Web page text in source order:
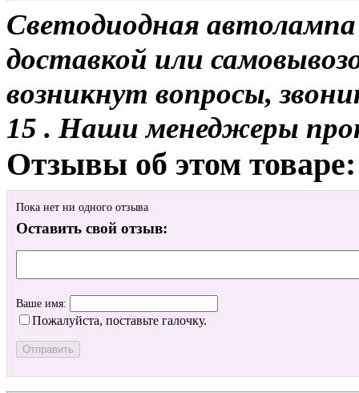
Светодиодная
доставкой или
возникнут вопросы,
15 . Наши менеджеры
Отзывы об этом товаре:
Пока нет ни одного отзыва
Оставить свой отзыв:
Ваше имя:
Пожалуйста, поставьте галочку.